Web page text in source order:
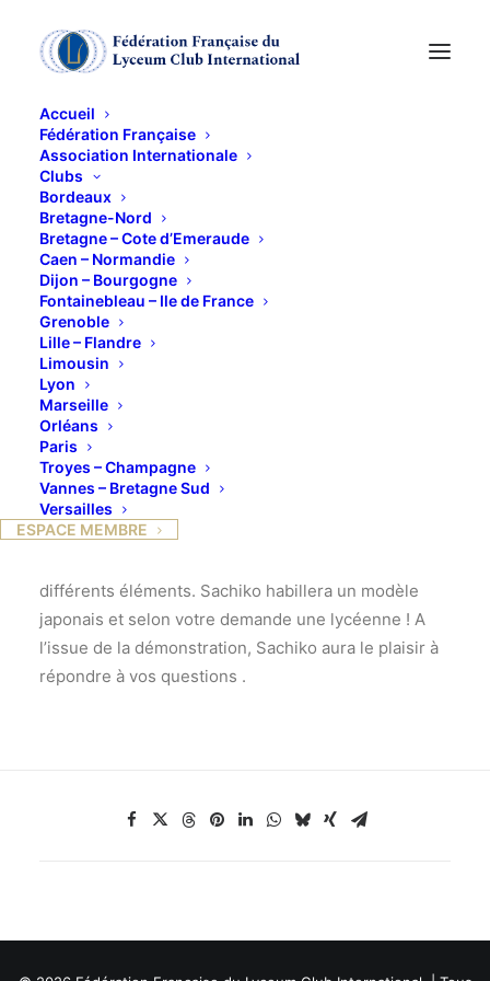
Accueil
Fédération Française
Association Internationale
Clubs
Bordeaux
Bretagne-Nord
Bretagne – Cote d’Emeraude
Caen – Normandie
Dijon – Bourgogne
Fontainebleau – Ile de France
Grenoble
Lille – Flandre
Limousin
Lyon
Marseille
Orléans
Paris
Troyes – Champagne
Vannes – Bretagne Sud
Versailles
ESPACE MEMBRE
A qui ce Kimono ?
14 MARS 2019
et de Koto, propose une
de kimonos . La démonstration sera
différents éléments. Sachiko habillera un modèle
japonais et selon votre demande une lycéenne ! A
l’issue de la démonstration, Sachiko aura le plaisir à
répondre à vos questions .